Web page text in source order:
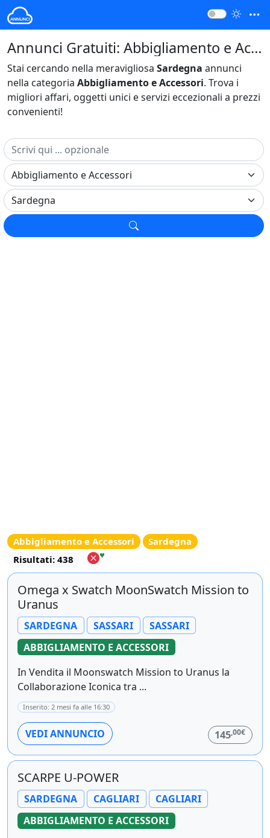
Annunci Gratuiti: Abbigliamento e Accessori Sardegna Italia
Stai cercando nella meravigliosa Sardegna annunci
nella categoria Abbigliamento e Accessori. Trova i
migliori affari, oggetti unici e servizi eccezionali a prezzi
convenienti!
Abbigliamento e Accessori
Sardegna
Risultati: 438
♥
Omega x Swatch MoonSwatch Mission to
Uranus
SARDEGNA SASSARI
SASSARI
ABBIGLIAMENTO E ACCESSORI
In Vendita il Moonswatch Mission to Uranus la
Collaborazione Iconica tra ...
Inserito: 2 mesi fa alle 16:30
VEDI ANNUNCIO 145,00€
SCARPE U-POWER
SARDEGNA CAGLIARI
CAGLIARI
ABBIGLIAMENTO E ACCESSORI